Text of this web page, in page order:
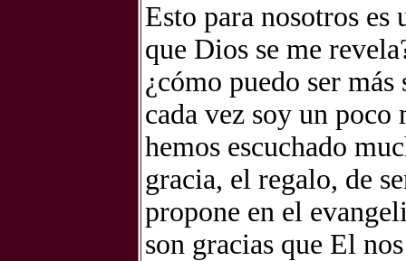
Esto para nosotros
que Dios se me
¿cómo puedo ser
cada vez soy un
hemos escuchado
gracia, el regalo, de
propone en el
son gracias que El